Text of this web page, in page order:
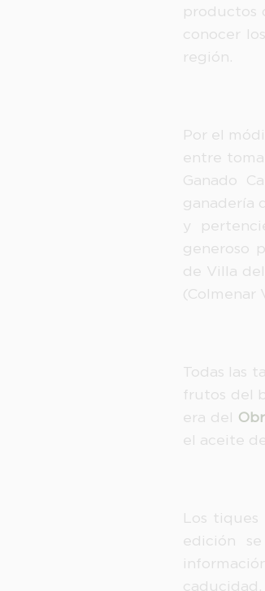
productos
conocer
región.
Por el
entre
Ganado
ganadería
y
generoso
de Villa
(Colmenar
Todas las
frutos del
era del
el aceite
Los tiques
edición